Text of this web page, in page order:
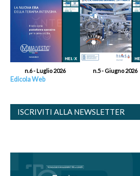
n.6 - Luglio 2026 n.5 - Giugno 2026
Edicola Web
ISCRIVITI ALLA NEWSLETTER